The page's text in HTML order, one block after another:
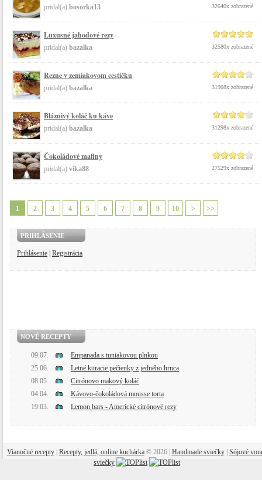
pridal(a) bosorka13 32640x zobrazené
Luxusné jahodové rezy
pridal(a) bazalka 32580x zobrazené
Rezne v zemiakovom cestíčku
pridal(a) bazalka 31908x zobrazené
Bláznivý koláč ku káve
pridal(a) bazalka 31298x zobrazené
Čokoládové mafiny
pridal(a) vika88 27529x zobrazené
1 2 3 4 5 6 7 8 9 10 > >>
PRIHLÁSENIE
Prihlásenie Registrácia
NOVÉ RECEPTY
09.07.
Empanada s tuniakovou plnkou
25.06.
Letné kuracie pečienky z jedného hrnca
08.05.
Citrónovo makový koláč
04.04.
Kávovo-čokoládová mousse torta
19.03.
Lemon bars - Americké citrónové rezy
Vianočné recepty| Recepty, jedlá, online kuchárka© 2026 | Handmade sviečky| Sójové
sviečky